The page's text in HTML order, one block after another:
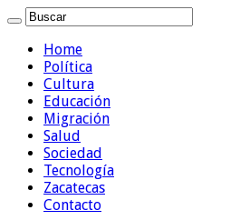
Home
Política
Cultura
Educación
Migración
Salud
Sociedad
Tecnología
Zacatecas
Contacto